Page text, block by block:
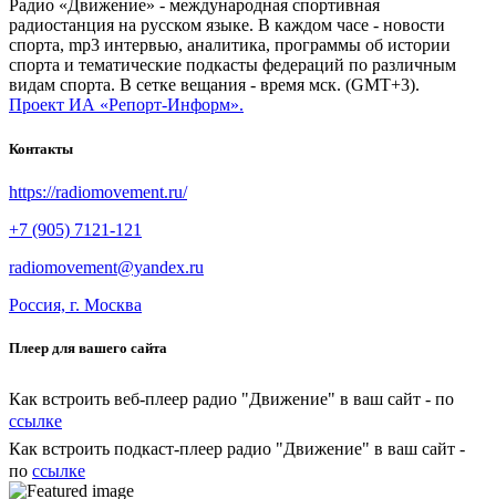
Радио «Движение» - международная спортивная
радиостанция на русском языке. В каждом часе - новости
спорта, mp3 интервью, аналитика, программы об истории
спорта и тематические подкасты федераций по различным
видам спорта. В сетке вещания - время мск. (GMT+3).
Проект ИА «Репорт-Информ».
Контакты
https://radiomovement.ru/
+7 (905) 7121-121
radiomovement@yandex.ru
Россия, г. Москва
Плеер для вашего сайта
Как встроить веб-плеер радио "Движение" в ваш сайт - по
ссылке
Как встроить подкаст-плеер радио "Движение" в ваш сайт -
по ссылке